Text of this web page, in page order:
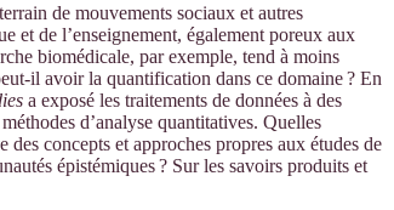
de mouvements sociaux et autres
et de l’enseignement, également poreux aux
biomédicale, par exemple, tend à moins
il avoir la quantification dans ce domaine ? En
a exposé les traitements de données à des
d’analyse quantitatives. Quelles
concepts et approches propres aux études de
épistémiques ? Sur les savoirs produits et